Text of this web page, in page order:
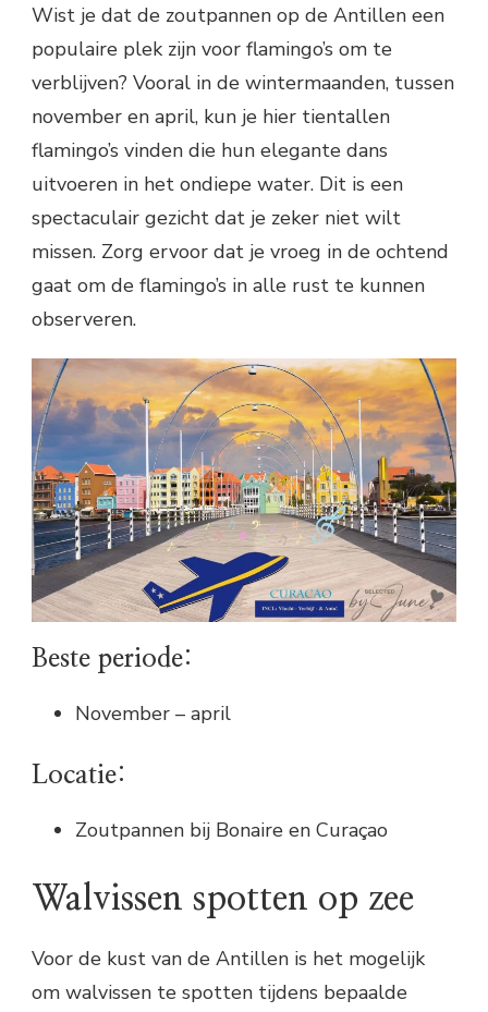
Wist je dat de zoutpannen op de Antillen een
populaire plek zijn voor flamingo’s om te
verblijven? Vooral in de wintermaanden, tussen
november en april, kun je hier tientallen
flamingo’s vinden die hun elegante dans
uitvoeren in het ondiepe water. Dit is een
spectaculair gezicht dat je zeker niet wilt
missen. Zorg ervoor dat je vroeg in de ochtend
gaat om de flamingo’s in alle rust te kunnen
observeren.
Beste periode:
November – april
Locatie:
Zoutpannen bij Bonaire en Curaçao
Walvissen spotten op zee
Voor de kust van de Antillen is het mogelijk
om walvissen te spotten tijdens bepaalde